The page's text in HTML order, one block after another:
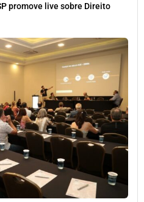
promove live sobre Direito